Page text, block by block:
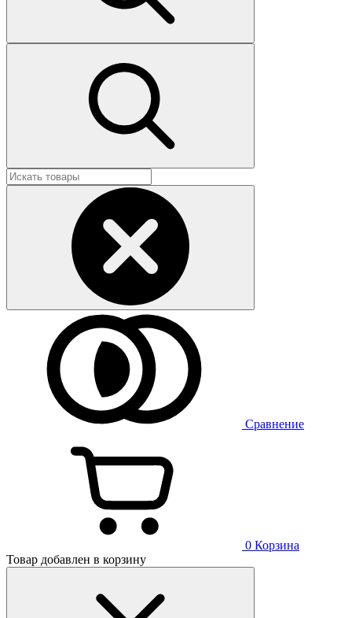
Сравнение
0 Корзина
Товар добавлен в корзину